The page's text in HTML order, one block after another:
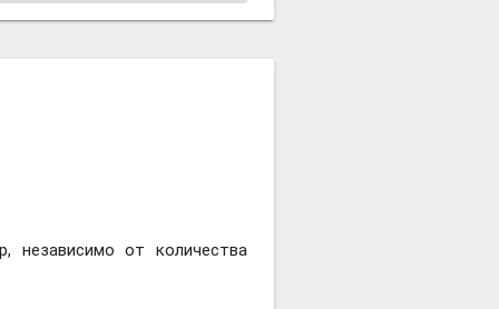
независимо от количества